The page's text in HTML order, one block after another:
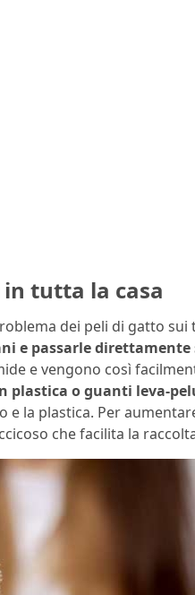
tutta la casa
dei peli di gatto sui
e passarle
e vengono così
plastica o guanti leva-
la plastica. Per
che facilita la